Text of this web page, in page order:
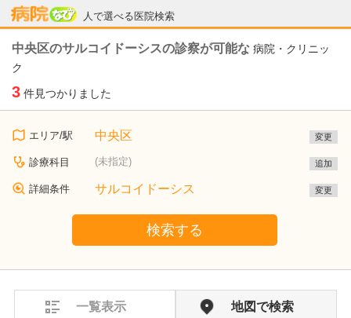
人で選べる医院検索
病院なび
中央区のサルコイドーシスの診察が可能な 病院・クリニッ
ク
3 件見つかりました
エリア/駅 中央区 変更
診療科目 (未指定) 追加
詳細条件 サルコイドーシス 変更
検索する
一覧表示 地図で検索